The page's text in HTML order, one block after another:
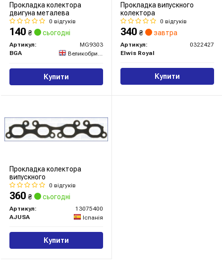
Прокладка колектора
двигуна металева
0 відгуків
140 ₴ сьогодні
Артикул:
MG9303
BGA
Великобританія
Купити
Прокладка випускного
колектора
0 відгуків
340 ₴ завтра
Артикул:
0322427
Elwis Royal
Купити
Прокладка колектора
випускного
0 відгуків
360 ₴ сьогодні
Артикул:
13075400
AJUSA
Іспанія
Купити